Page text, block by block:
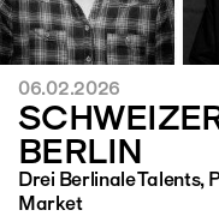
06.02.2026
BERLIN
Drei Berlinale Talents,
Market